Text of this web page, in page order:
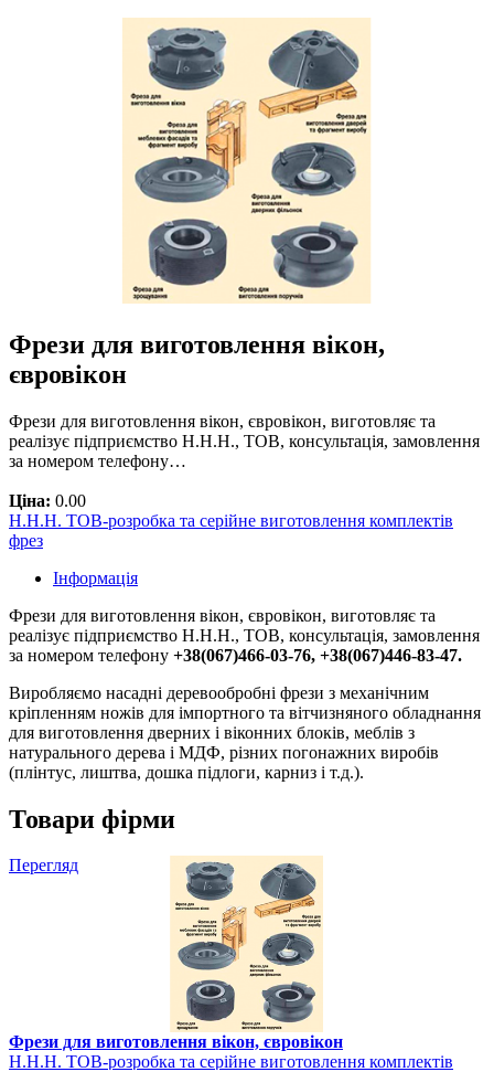
Фрези для виготовлення вікон,
євровікон
Фрези для виготовлення вікон, євровікон, виготовляє та
реалізує підприємство Н.Н.Н., ТОВ, консультація, замовлення
за номером телефону…
Ціна: 0.00
Н.Н.Н. ТОВ-розробка та серійне виготовлення комплектів
фрез
Інформація
Фрези для виготовлення вікон, євровікон, виготовляє та
реалізує підприємство Н.Н.Н., ТОВ, консультація, замовлення
за номером телефону +38(067)466-03-76, +38(067)446-83-47.
Виробляємо насадні деревообробні фрези з механічним
кріпленням ножів для імпортного та вітчизняного обладнання
для виготовлення дверних і віконних блоків, меблів з
натурального дерева і МДФ, різних погонажних виробів
(плінтус, лиштва, дошка підлоги, карниз і т.д.).
Товари фірми
Перегляд
Фрези для виготовлення вікон, євровікон
Н.Н.Н. ТОВ-розробка та серійне виготовлення комплектів